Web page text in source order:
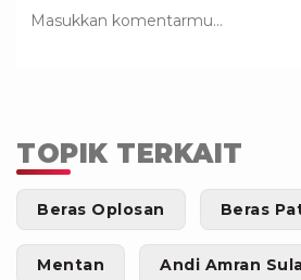
TOPIK TERKAIT
Beras Oplosan Beras
Mentan Andi Amran